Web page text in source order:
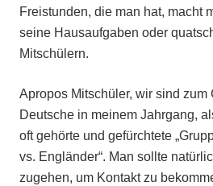
Freistunden, die man hat, macht
seine Hausaufgaben oder
Mitschülern.
Apropos Mitschüler, wir sind zum
Deutsche in meinem Jahrgang,
oft gehörte und gefürchtete
vs. Engländer“. Man sollte
zugehen, um Kontakt zu